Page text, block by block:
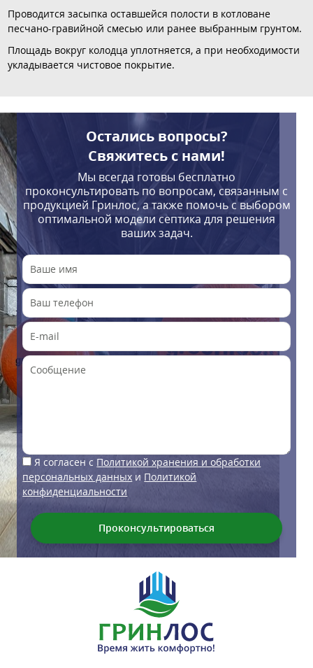
Проводится засыпка оставшейся полости в котловане
песчано-гравийной смесью или ранее выбранным грунтом.
Площадь вокруг колодца уплотняется, а при необходимости
укладывается чистовое покрытие.
Остались вопросы?
Свяжитесь с нами!
Мы всегда готовы бесплатно
проконсультировать по вопросам, связанным с
продукцией Гринлос, а также помочь с выбором
оптимальной модели септика для решения
ваших задач.
Я согласен с Политикой хранения и обработки
персональных данных и Политикой
конфиденциальности